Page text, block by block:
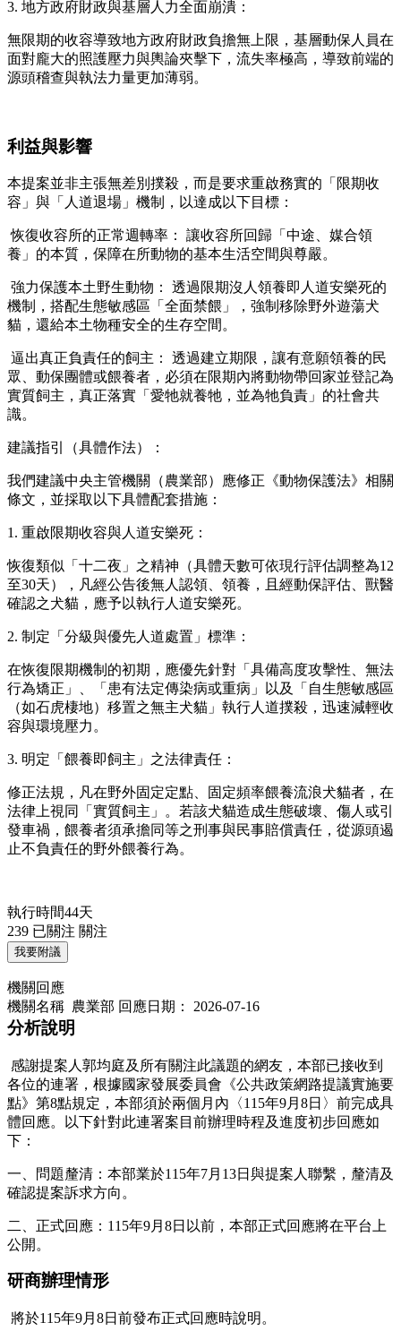
3. 地方政府財政與基層人力全面崩潰：
無限期的收容導致地方政府財政負擔無上限，基層動保人員在
面對龐大的照護壓力與輿論夾擊下，流失率極高，導致前端的
源頭稽查與執法力量更加薄弱。
利益與影響
本提案並非主張無差別撲殺，而是要求重啟務實的「限期收
容」與「人道退場」機制，以達成以下目標：
恢復收容所的正常週轉率： 讓收容所回歸「中途、媒合領
養」的本質，保障在所動物的基本生活空間與尊嚴。
強力保護本土野生動物： 透過限期沒人領養即人道安樂死的
機制，搭配生態敏感區「全面禁餵」，強制移除野外遊蕩犬
貓，還給本土物種安全的生存空間。
逼出真正負責任的飼主： 透過建立期限，讓有意願領養的民
眾、動保團體或餵養者，必須在限期內將動物帶回家並登記為
實質飼主，真正落實「愛牠就養牠，並為牠負責」的社會共
識。
建議指引（具體作法）：
我們建議中央主管機關（農業部）應修正《動物保護法》相關
條文，並採取以下具體配套措施：
1. 重啟限期收容與人道安樂死：
恢復類似「十二夜」之精神（具體天數可依現行評估調整為12
至30天），凡經公告後無人認領、領養，且經動保評估、獸醫
確認之犬貓，應予以執行人道安樂死。
2. 制定「分級與優先人道處置」標準：
在恢復限期機制的初期，應優先針對「具備高度攻擊性、無法
行為矯正」、「患有法定傳染病或重病」以及「自生態敏感區
（如石虎棲地）移置之無主犬貓」執行人道撲殺，迅速減輕收
容與環境壓力。
3. 明定「餵養即飼主」之法律責任：
修正法規，凡在野外固定定點、固定頻率餵養流浪犬貓者，在
法律上視同「實質飼主」。若該犬貓造成生態破壞、傷人或引
發車禍，餵養者須承擔同等之刑事與民事賠償責任，從源頭遏
止不負責任的野外餵養行為。
執行時間44天
239 已關注 關注
我要附議
機關回應
機關名稱 農業部 回應日期： 2026-07-16
分析說明
感謝提案人郭均庭及所有關注此議題的網友，本部已接收到
各位的連署，根據國家發展委員會《公共政策網路提議實施要
點》第8點規定，本部須於兩個月內〈115年9月8日〉前完成具
體回應。以下針對此連署案目前辦理時程及進度初步回應如
下：
一、問題釐清：本部業於115年7月13日與提案人聯繫，釐清及
確認提案訴求方向。
二、正式回應：115年9月8日以前，本部正式回應將在平台上
公開。
研商辦理情形
將於115年9月8日前發布正式回應時說明。